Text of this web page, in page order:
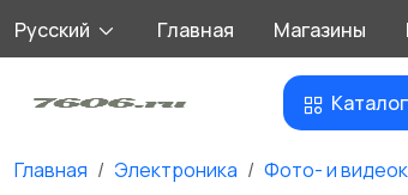
Русский Главная Магазины
Каталог
Главная Электроника Фото- и